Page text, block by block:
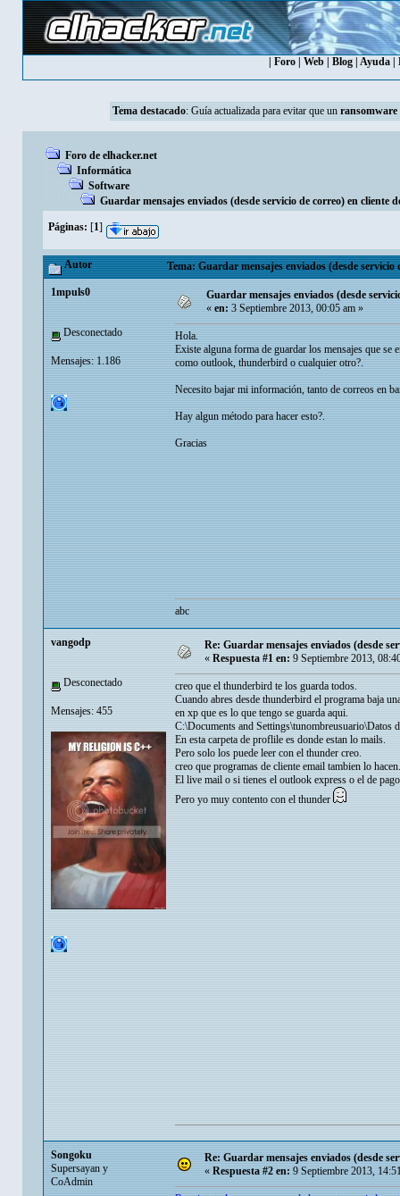
Foro Web Blog Ayuda
Tema destacado: Guía actualizada para evitar que un ransomware
Foro de elhacker.net
Informática
Software
Guardar mensajes enviados (desde servicio de correo) en cliente
Páginas: [1]
Autor Tema: Guardar mensajes enviados (desde
1mpuls0
Desconectado
Mensajes: 1.186
Guardar mensajes enviados (desde
«en:3 Septiembre 2013, 00:05 am »
Hola.
Existe alguna forma de guardar los mensajes que se
como outlook, thunderbird o cualquier otro?.
Necesito bajar mi información, tanto de correos en
Hay algun método para hacer esto?.
Gracias
abc
vangodp
Desconectado
Mensajes: 455
Re: Guardar mensajes enviados (desde
« Respuesta #1 en: 9 Septiembre 2013,
creo que el thunderbird te los guarda todos.
Cuando abres desde thunderbird el programa baja
en xp que es lo que tengo se guarda aqui.
C:\Documents and Settings\tunombreusuario\Datos
En esta carpeta de proflile es donde estan lo mails.
Pero solo los puede leer con el thunder creo.
creo que programas de cliente email tambien lo hacen.
El live mail o si tienes el outlook express o el de
Pero yo muy contento con el thunder
Songoku
Supersayan y
CoAdmin
Re: Guardar mensajes enviados (desde
«Respuesta #2 en:9 Septiembre 2013,